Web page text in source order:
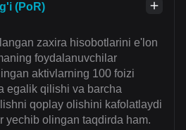
(PoR)
zaxira hisobotlarini e'lon
foydalanuvchilar
aktivlarning 100 foizi
egalik qilishi va barcha
qoplay olishini kafolatlaydi
yechib olingan taqdirda ham.